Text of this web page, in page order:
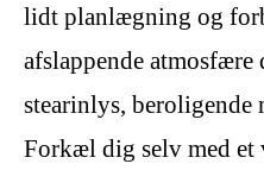
lidt planlægning og
afslappende atmosfære
stearinlys, beroligende
Forkæl dig selv med et